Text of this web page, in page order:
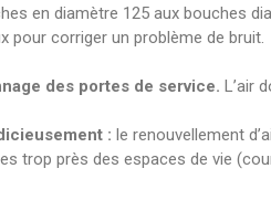
en diamètre 125 aux bouches
pour corriger un problème de bruit.
des portes de service. L’air
: le renouvellement
trop près des espaces de vie